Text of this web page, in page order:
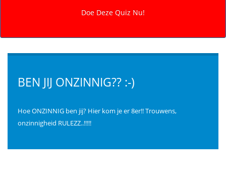
BEN JIJ ONZINNIG?? :-)
Hoe ONZINNIG ben jij? Hier kom je er 8er!! Trouwens,
onzinnigheid RULEZZ..!!!!!